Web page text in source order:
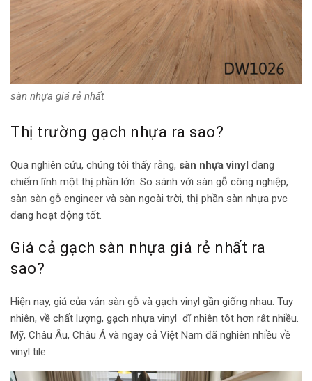
sàn nhựa giá rẻ nhất
Thị trường gạch nhựa ra sao?
Qua nghiên cứu, chúng tôi thấy rằng, sàn nhựa vinyl đang
chiếm lĩnh một thị phần lớn. So sánh với sàn gỗ công nghiệp,
sàn sàn gỗ engineer và sàn ngoài trời, thị phần sàn nhựa pvc
đang hoạt động tốt.
Giá cả gạch sàn nhựa giá rẻ nhất ra
sao?
Hiện nay, giá của ván sàn gỗ và gạch vinyl gần giống nhau. Tuy
nhiên, về chất lượng, gạch nhựa vinyl dĩ nhiên tôt hơn rât nhiều.
Mỹ, Châu Âu, Châu Á và ngay cả Việt Nam đã nghiên nhiều về
vinyl tile.